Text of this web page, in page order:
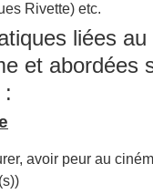
Rivette) etc.
liées au
et abordées
avoir peur au